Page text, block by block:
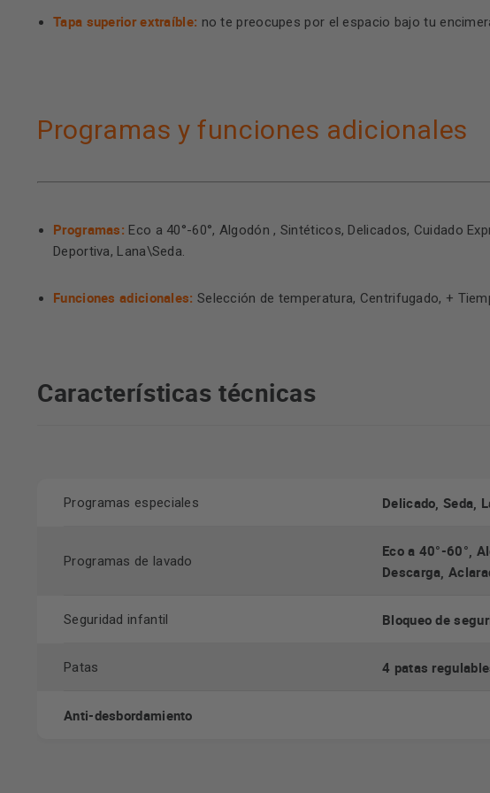
Tapa superior extraíble: no te preocupes por el espacio bajo tu
Programas y funciones adicionales
Programas: Eco a 40°-60°, Algodón , Sintéticos, Delicados, Cuidado
Deportiva, Lana\Seda.
Funciones adicionales: Selección de temperatura, Centrifugado, +
Características técnicas
Programas especiales Delicado, Seda,
Programas de lavado
Eco a 40°-60°,
Descarga,
Seguridad infantil Bloqueo de
Patas 4 patas
Anti-desbordamiento